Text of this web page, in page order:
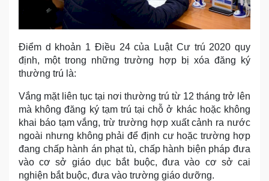
Điểm d khoản 1 Điều 24 của Luật Cư trú 2020 quy
định, một trong những trường hợp bị xóa đăng ký
thường trú là:
Vắng mặt liên tục tại nơi thường trú từ 12 tháng trở lên
mà không đăng ký tạm trú tại chỗ ở khác hoặc không
khai báo tạm vắng, trừ trường hợp xuất cảnh ra nước
ngoài nhưng không phải để định cư hoặc trường hợp
đang chấp hành án phạt tù, chấp hành biện pháp đưa
vào cơ sở giáo dục bắt buộc, đưa vào cơ sở cai
nghiện bắt buộc, đưa vào trường giáo dưỡng.